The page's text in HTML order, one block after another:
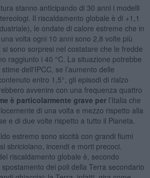
stanno anticipando di 30 anni i modelli
Il riscaldamento globale è di +1,1
le ondate di calore estreme che in
volta ogni 10 anni sono 2,8 volte più
sono sorpresi nel costatare che le fredde
raggiunto i 40 °C. La situazione potrebbe
dell'IPCC, se l’aumento delle
entro 1,5°, gli episodi di rialzo
avvenire con una frequenza quattro
è particolarmente grave per l’Italia che
di una volta e mezzo rispetto alla
e di due volte rispetto a tutto il Pianeta.
estremo sono siccità con grandi fiumi
sbriciolano, incendi e morti precoci.
riscaldamento globale è, secondo
spostamento dei poli della Terra secondario